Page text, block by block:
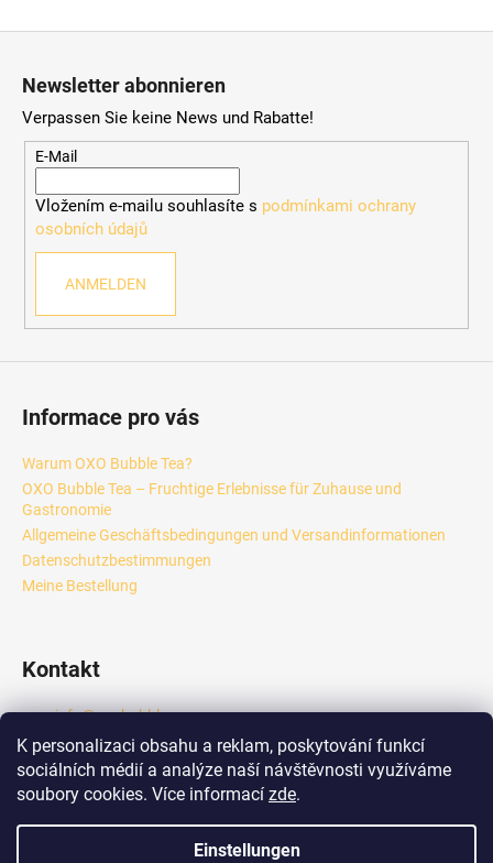
K personalizaci obsahu a reklam, poskytování funkcí
sociálních médií a analýze naší návštěvnosti využíváme
soubory cookies. Více informací zde.
Einstellungen
Newsletter abonnieren
Verpassen Sie keine News und Rabatte!
E-Mail
Vložením e-mailu souhlasíte s podmínkami ochrany
osobních údajů
ANMELDEN
Informace pro vás
Warum OXO Bubble Tea?
OXO Bubble Tea – Fruchtige Erlebnisse für Zuhause und
Gastronomie
Allgemeine Geschäftsbedingungen und Versandinformationen
Datenschutzbestimmungen
Meine Bestellung
Kontakt
info@oxobubble.cz
+420 601 289 833
https://www.facebook.com/profile.php?id=6158418444924
6